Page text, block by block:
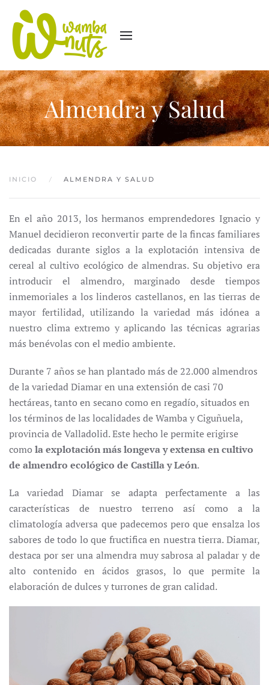
Almendra y Salud
INICIO ALMENDRA Y SALUD
En el año 2013, los hermanos emprendedores Ignacio y
Manuel decidieron reconvertir parte de la fincas familiares
dedicadas durante siglos a la explotación intensiva de
cereal al cultivo ecológico de almendras. Su objetivo era
introducir el almendro, marginado desde tiempos
inmemoriales a los linderos castellanos, en las tierras de
mayor fertilidad, utilizando la variedad más idónea a
nuestro clima extremo y aplicando las técnicas agrarias
más benévolas con el medio ambiente.
Durante 7 años se han plantado más de 22.000 almendros
de la variedad Diamar en una extensión de casi 70
hectáreas, tanto en secano como en regadío, situados en
los términos de las localidades de Wamba y Ciguñuela,
provincia de Valladolid. Este hecho le permite erigirse
como la explotación más longeva y extensa en cultivo
de almendro ecológico de Castilla y León.
La variedad Diamar se adapta perfectamente a las
características de nuestro terreno así como a la
climatología adversa que padecemos pero que ensalza los
sabores de todo lo que fructifica en nuestra tierra. Diamar,
destaca por ser una almendra muy sabrosa al paladar y de
alto contenido en ácidos grasos, lo que permite la
elaboración de dulces y turrones de gran calidad.